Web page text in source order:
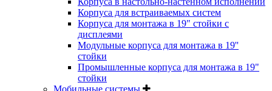
Корпуса для встраиваемых систем
Корпуса для монтажа в 19" стойки с
дисплеями
Модульные корпуса для монтажа в 19''
стойки
Промышленные корпуса для монтажа в 19"
стойки
Мобильные системы